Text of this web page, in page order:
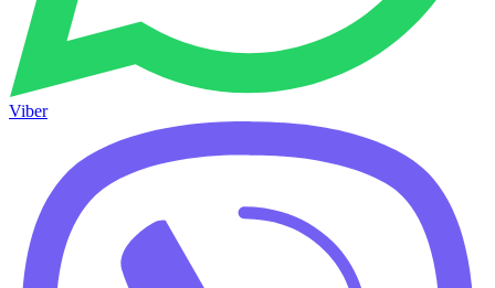
Viber